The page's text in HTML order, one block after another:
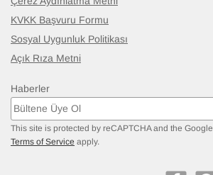
KVKK Başvuru Formu
Sosyal Uygunluk Politikası
Açık Rıza Metni
Haberler
This site is protected by reCAPTCHA and the Google
Terms of Service apply.